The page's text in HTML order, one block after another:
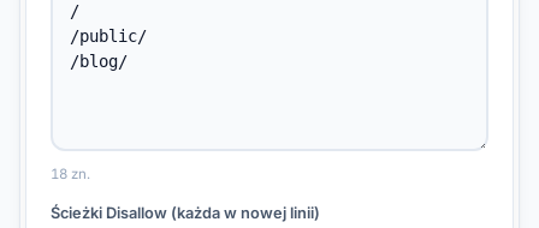
18 zn.
Ścieżki Disallow (każda w nowej linii)